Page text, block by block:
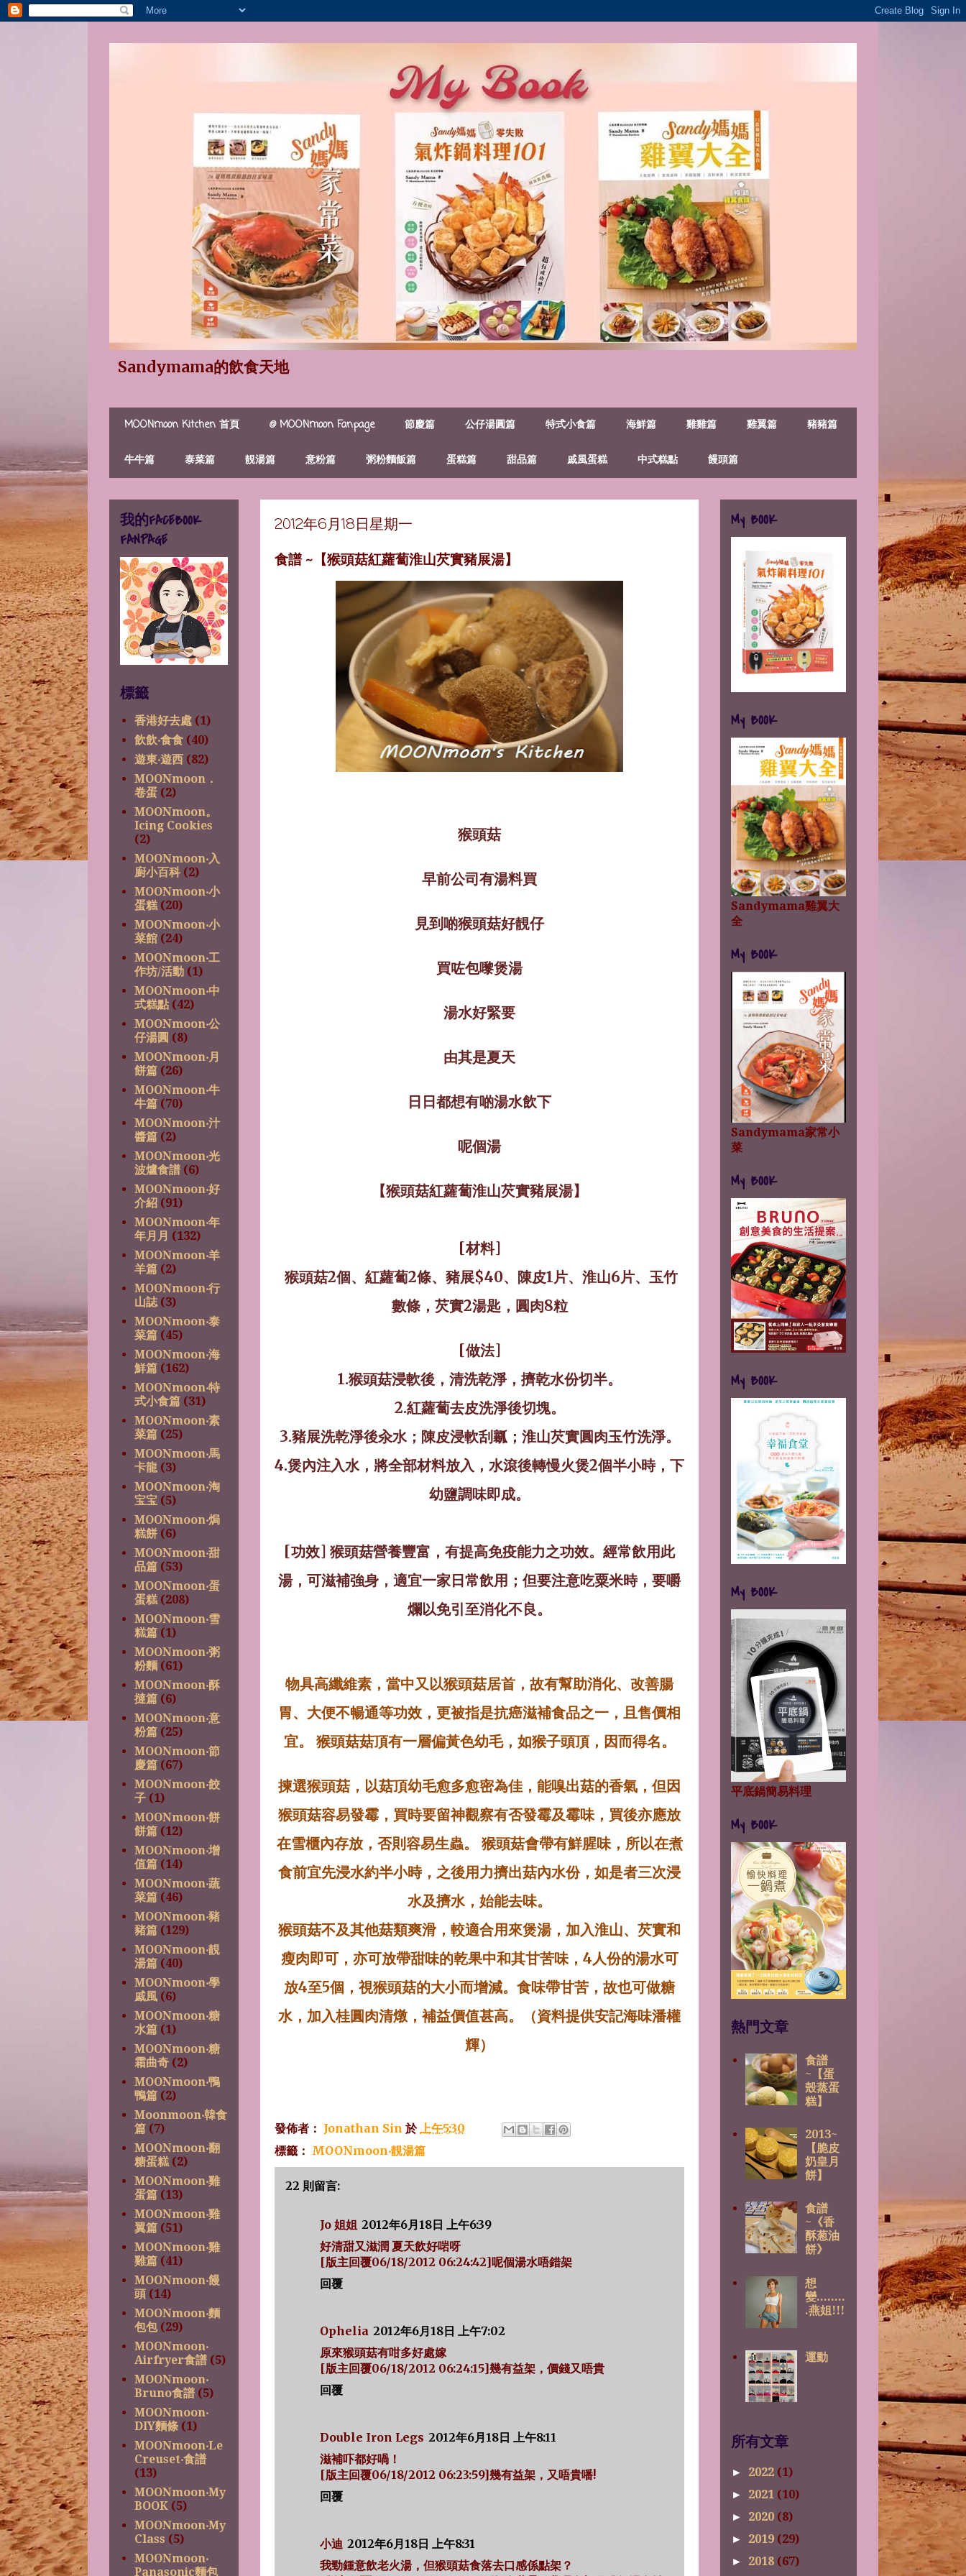
Sandymama的飲食天地
MOONmoon Kitchen 首頁 @ MOONmoon Fanpage 節慶篇 公仔湯圓篇 特式小食篇 海鮮篇 雞雞篇 雞翼篇 豬豬篇
牛牛篇 泰菜篇 靚湯篇 意粉篇 粥粉麵飯篇 蛋糕篇 甜品篇 戚風蛋糕 中式糕點 饅頭篇
2012年6月18日星期一
食譜 ~【猴頭菇紅蘿蔔淮山芡實豬展湯】
猴頭菇
早前公司有湯料買
見到啲猴頭菇好靚仔
買咗包嚟煲湯
湯水好緊要
由其是夏天
日日都想有啲湯水飲下
呢個湯
【猴頭菇紅蘿蔔淮山芡實豬展湯】
[材料]
猴頭菇2個、紅蘿蔔2條、豬展$40、陳皮1片、淮山6片、玉竹
數條，芡實2湯匙，圓肉8粒
[做法]
1.猴頭菇浸軟後，清洗乾淨，擠乾水份切半。
2.紅蘿蔔去皮洗淨後切塊。
3.豬展洗乾淨後汆水；陳皮浸軟刮瓤；淮山芡實圓肉玉竹洗淨。
4.煲內注入水，將全部材料放入，水滾後轉慢火煲2個半小時，下
幼鹽調味即成。
[功效] 猴頭菇營養豐富，有提高免疫能力之功效。經常飲用此
湯，可滋補強身，適宜一家日常飲用；但要注意吃粟米時，要嚼
爛以免引至消化不良。
物具高纖維素，當中又以猴頭菇居首，故有幫助消化、改善腸
胃、大便不暢通等功效，更被指是抗癌滋補食品之一，且售價相
宜。
猴頭菇菇頂有一層偏黃色幼毛，如猴子頭頂，因而得名。
揀選猴頭菇，以菇頂幼毛愈多愈密為佳，能嗅出菇的香氣，但因
猴頭菇容易發霉，買時要留神觀察有否發霉及霉味，買後亦應放
在雪櫃內存放，否則容易生蟲。
猴頭菇會帶有鮮腥味，所以在煮
食前宜先浸水約半小時，之後用力擠出菇內水份，如是者三次浸
水及擠水，始能去味。
猴頭菇不及其他菇類爽滑，較適合用來煲湯，加入淮山、芡實和
瘦肉即可，亦可放帶甜味的乾果中和其甘苦味， 4人份的湯水可
放4至5個，視猴頭菇的大小而增減。食味帶甘苦，故也可做糖
水，加入桂圓肉清燉，補益價值甚高。（資料提供安記海味潘權
輝）
發佈者： Jonathan Sin 於上午5:30
標籤： MOONmoon‧靚湯篇
22 則留言:
Jo 姐姐 2012年6月18日 上午6:39
好清甜又滋潤 夏天飲好啱呀
[版主回覆06/18/2012 06:24:42]呢個湯水唔錯架
回覆
Ophelia 2012年6月18日 上午7:02
原來猴頭菇有咁多好處嫁
[版主回覆06/18/2012 06:24:15]幾有益架，價錢又唔貴
回覆
Double Iron Legs 2012年6月18日 上午8:11
滋補吓都好喎！
[版主回覆06/18/2012 06:23:59]幾有益架，又唔貴噃!
回覆
小迪 2012年6月18日 上午8:31
我勁鍾意飲老火湯，但猴頭菇食落去口感係點架？
我的FACEBOOK
FANPAGE
標籤
香港好去處 (1)
飲飲‧食食 (40)
遊東‧遊西 (82)
MOONmoon．
卷蛋 (2)
MOONmoon。
Icing Cookies
(2)
MOONmoon‧入
廚小百科 (2)
MOONmoon‧小
蛋糕 (20)
MOONmoon‧小
菜館 (24)
MOONmoon‧工
作坊/活動 (1)
MOONmoon‧中
式糕點 (42)
MOONmoon‧公
仔湯圓 (8)
MOONmoon‧月
餅篇 (26)
MOONmoon‧牛
牛篇 (70)
MOONmoon‧汁
醬篇 (2)
MOONmoon‧光
波爐食譜 (6)
MOONmoon‧好
介紹 (91)
MOONmoon‧年
年月月 (132)
MOONmoon‧羊
羊篇 (2)
MOONmoon‧行
山誌 (3)
MOONmoon‧泰
菜篇 (45)
MOONmoon‧海
鮮篇 (162)
MOONmoon‧特
式小食篇 (31)
MOONmoon‧素
菜篇 (25)
MOONmoon‧馬
卡龍 (3)
MOONmoon‧淘
宝宝 (5)
MOONmoon‧焗
糕餅 (6)
MOONmoon‧甜
品篇 (53)
MOONmoon‧蛋
蛋糕 (208)
MOONmoon‧雪
糕篇 (1)
MOONmoon‧粥
粉麵 (61)
MOONmoon‧酥
撻篇 (6)
MOONmoon‧意
粉篇 (25)
MOONmoon‧節
慶篇 (67)
MOONmoon‧餃
子 (1)
MOONmoon‧餅
餅篇 (12)
MOONmoon‧增
值篇 (14)
MOONmoon‧蔬
菜篇 (46)
MOONmoon‧豬
豬篇 (129)
MOONmoon‧靚
湯篇 (40)
MOONmoon‧學
戚風 (6)
MOONmoon‧糖
水篇 (1)
MOONmoon‧糖
霜曲奇 (2)
MOONmoon‧鴨
鴨篇 (2)
Moonmoon‧韓食
篇 (7)
MOONmoon‧翻
糖蛋糕 (2)
MOONmoon‧雞
蛋篇 (13)
MOONmoon‧雞
翼篇 (51)
MOONmoon‧雞
雞篇 (41)
MOONmoon‧饅
頭 (14)
MOONmoon‧麵
包包 (29)
MOONmoon‧
Airfryer食譜 (5)
MOONmoon‧
Bruno食譜 (5)
MOONmoon‧
DIY麵條 (1)
MOONmoon‧Le
Creuset‧食譜
(13)
MOONmoon‧My
BOOK (5)
MOONmoon‧My
Class (5)
MOONmoon‧
Panasonic麵包
My BOOK
My BOOK
Sandymama雞翼大
全
My BOOK
Sandymama家常小
菜
My BOOK
My BOOK
My BOOK
平底鍋簡易料理
My BOOK
熱門文章
食譜
~【蛋
殼蒸蛋
糕】
2013~
【脆皮
奶皇月
餅】
食譜
~《香
酥葱油
餅》
想
變........
.燕姐!!!
運動
所有文章
► 2022 (1)
► 2021 (10)
► 2020 (8)
► 2019 (29)
► 2018 (67)